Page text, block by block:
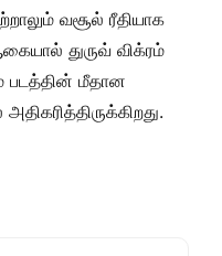
வசூல் ரீதியாக
துருவ் விக்ரம்
படத்தின் மீதான